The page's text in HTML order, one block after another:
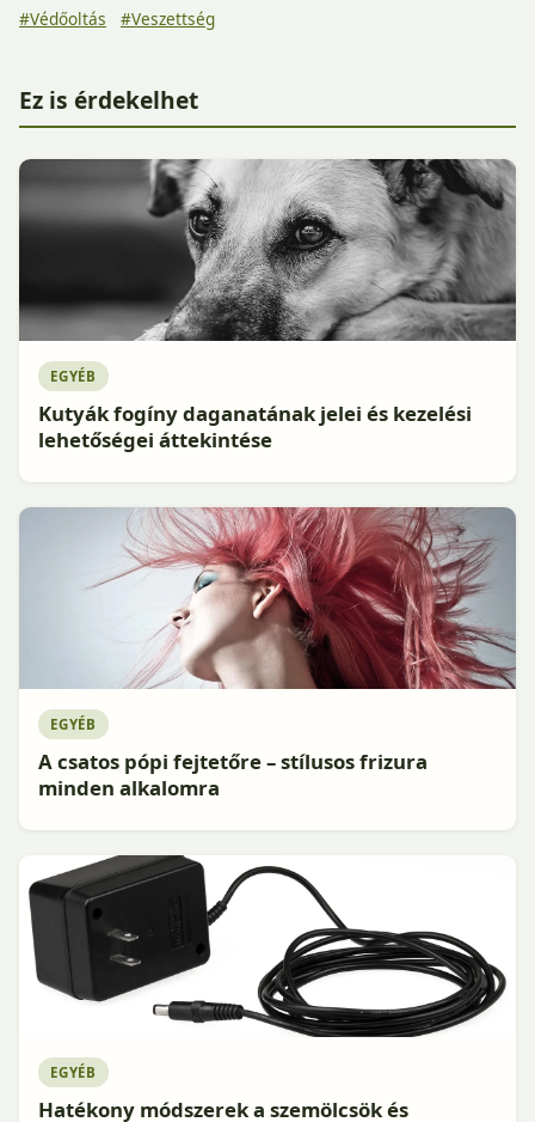
#Védőoltás
#Veszettség
Ez is érdekelhet
EGYÉB
Kutyák fogíny daganatának jelei és kezelési
lehetőségei áttekintése
EGYÉB
A csatos pópi fejtetőre – stílusos frizura
minden alkalomra
EGYÉB
Hatékony módszerek a szemölcsök és